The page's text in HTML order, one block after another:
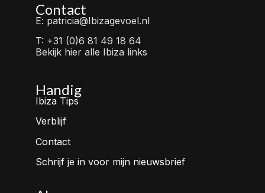
Contact
E: patricia@Ibizagevoel.nl
T: +31 (0)6 81 49 18 64
Bekijk hier alle Ibiza links
Handig
Ibiza Tips
Verblijf
Contact
Schrijf je in voor mijn nieuwsbrief